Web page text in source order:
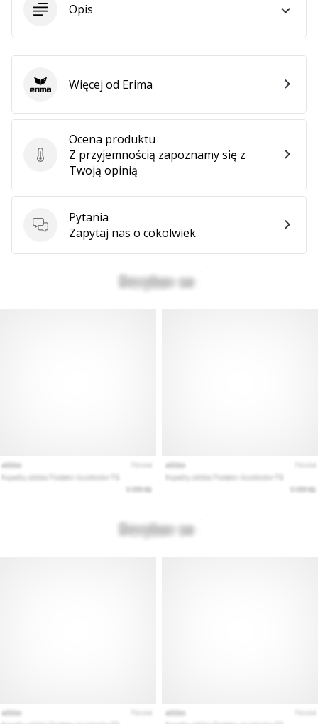
Opis
Ocena produktu
Ocena produktu
Z przyjemnością zapoznamy się z
Twoją opinią
Pytania
Pytania
Zapytaj nas o cokolwiek
Erima Więcej od Erima